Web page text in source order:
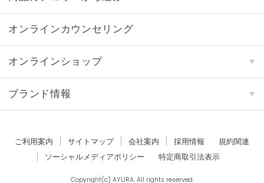
オンラインカウンセリング
オンラインショップ
ブランド情報
ご利用案内 サイトマップ 会社案内 採用情報
規約関連
ソーシャルメディアポリシー
特定商取引法表示
Copyright(c) AYURA. All rights reserved.